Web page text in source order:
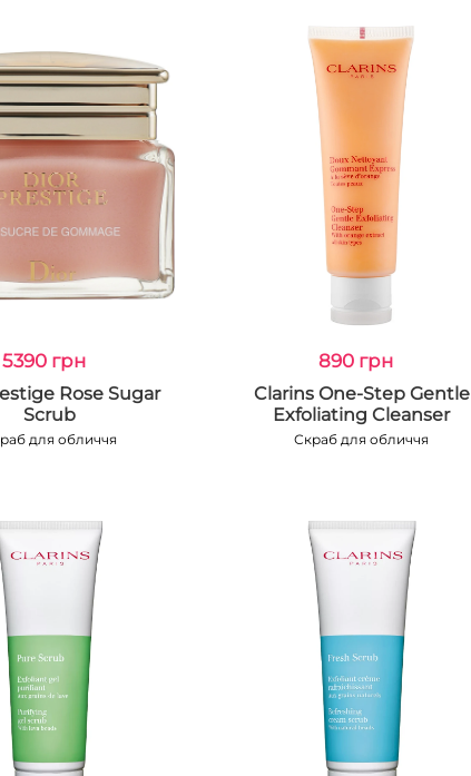
5390 грн
Rose Sugar
Scrub
для обличчя
890 грн
Clarins One-Step Gentle
Exfoliating Cleanser
Скраб для обличчя